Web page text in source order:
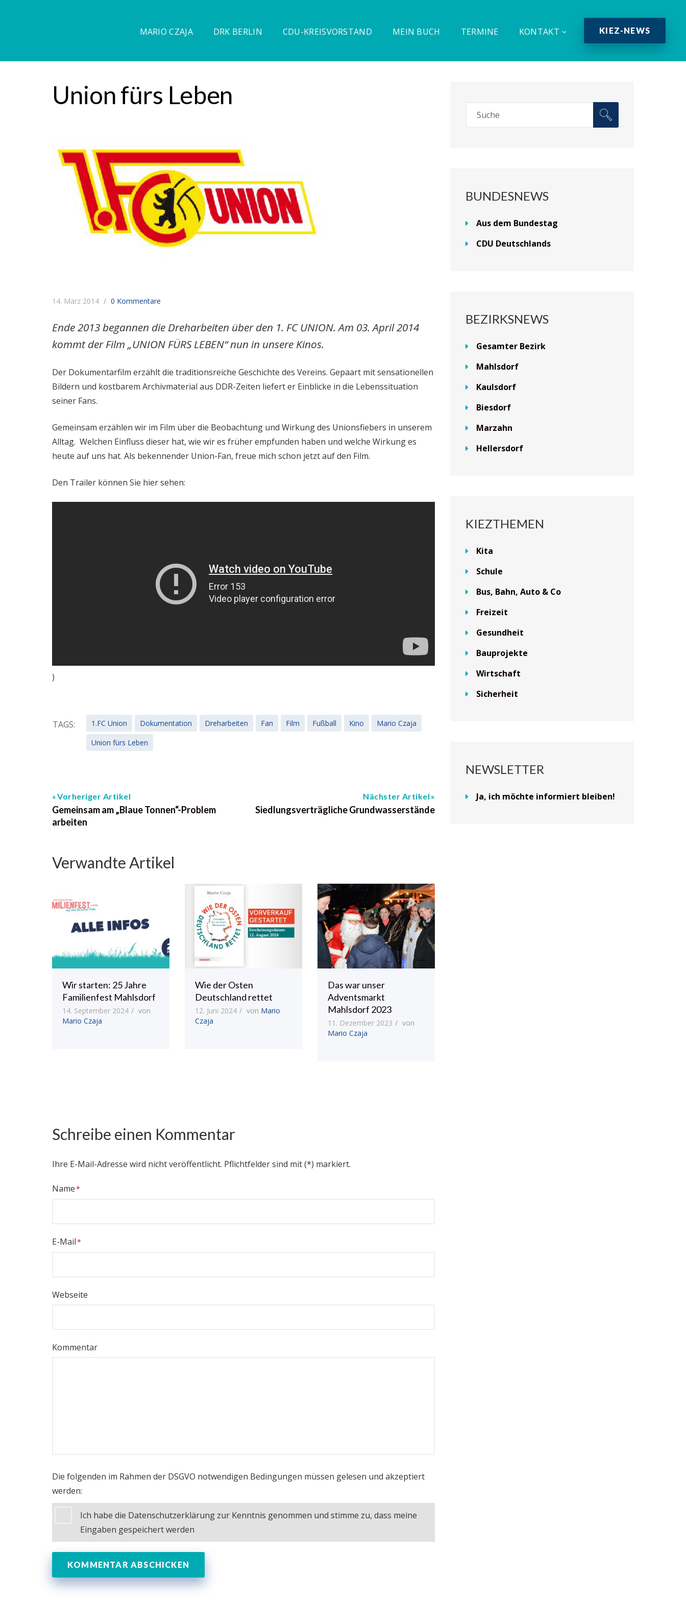
MARIO CZAJA DRK BERLIN CDU-KREISVORSTAND MEIN BUCH TERMINE KONTAKT KIEZ-NEWS
Union fürs Leben
14. März 2014 0 Kommentare
Ende 2013 begannen die Dreharbeiten über den 1. FC UNION. Am 03. April 2014
kommt der Film „UNION FÜRS LEBEN“ nun in unsere Kinos.
Der Dokumentarfilm erzählt die traditionsreiche Geschichte des Vereins. Gepaart mit sensationellen
Bildern und kostbarem Archivmaterial aus DDR-Zeiten liefert er Einblicke in die Lebenssituation
seiner Fans.
Gemeinsam erzählen wir im Film über die Beobachtung und Wirkung des Unionsfiebers in unserem
Alltag. Welchen Einfluss dieser hat, wie wir es früher empfunden haben und welche Wirkung es
heute auf uns hat. Als bekennender Union-Fan, freue mich schon jetzt auf den Film.
Den Trailer können Sie hier sehen:
)
TAGS: 1.FC Union Dokumentation Dreharbeiten Fan Film Fußball Kino
Mario Czaja
Union fürs Leben
Vorheriger Artikel
Gemeinsam am „Blaue Tonnen“-Problem
arbeiten
Nächster Artikel
Siedlungsverträgliche Grundwasserstände
Verwandte Artikel
Wir starten: 25 Jahre
Familienfest Mahlsdorf
14. September 2024
von
Mario Czaja
Wie der Osten
Deutschland rettet
12. Juni 2024 von Mario
Czaja
Das war unser
Adventsmarkt
Mahlsdorf 2023
11. Dezember 2023
von
Mario Czaja
Schreibe einen Kommentar
Ihre E-Mail-Adresse wird nicht veröffentlicht. Pflichtfelder sind mit (*) markiert.
Name
E-Mail
Webseite
Kommentar
Die folgenden im Rahmen der DSGVO notwendigen Bedingungen müssen gelesen und akzeptiert
werden:
Ich habe die Datenschutzerklärung zur Kenntnis genommen und stimme zu, dass meine
Eingaben gespeichert werden
BUNDESNEWS
Aus dem Bundestag
CDU Deutschlands
BEZIRKSNEWS
Gesamter Bezirk
Mahlsdorf
Kaulsdorf
Biesdorf
Marzahn
Hellersdorf
KIEZTHEMEN
Kita
Schule
Bus, Bahn, Auto & Co
Freizeit
Gesundheit
Bauprojekte
Wirtschaft
Sicherheit
NEWSLETTER
Ja, ich möchte informiert bleiben!